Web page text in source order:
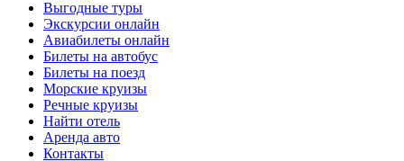
Выгодные туры
Экскурсии онлайн
Авиабилеты онлайн
Билеты на автобус
Билеты на поезд
Морские круизы
Речные круизы
Найти отель
Аренда авто
Контакты